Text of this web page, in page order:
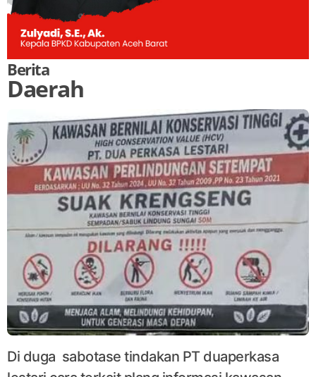
Berita
Daerah
Di duga sabotase tindakan PT duaperkasa